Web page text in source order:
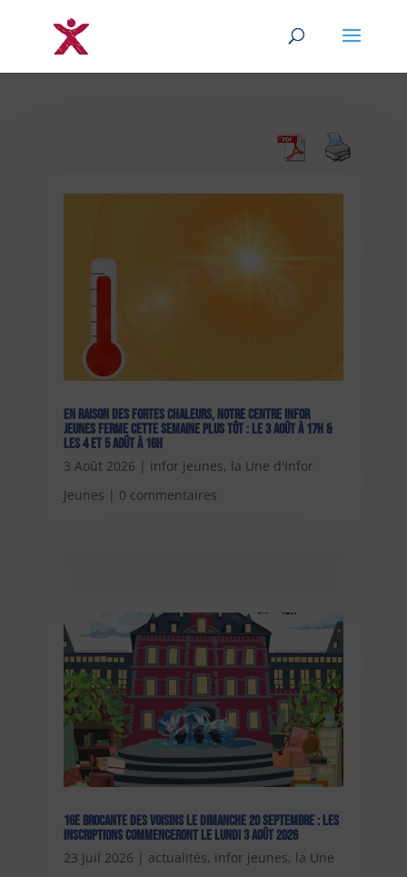
En raison des fortes chaleurs, notre centre Infor
Jeunes ferme cette semaine plus tôt : le 3 août à 17h &
les 4 et 5 août à 16h
3 Août 2026 | infor jeunes, la Une d'Infor
Jeunes | 0 commentaires
16e Brocante des Voisins le dimanche 20 septembre : les
inscriptions commenceront le lundi 3 août 2026
23 Juil 2026 | actualités, infor jeunes, la Une